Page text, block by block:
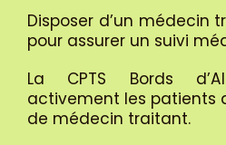
Disposer d’un médecin
pour assurer un suivi
La CPTS Bords
activement les patients
de médecin traitant.